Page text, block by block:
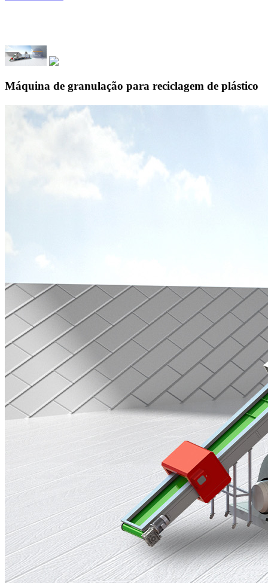
Máquina de granulação para reciclagem de plástico